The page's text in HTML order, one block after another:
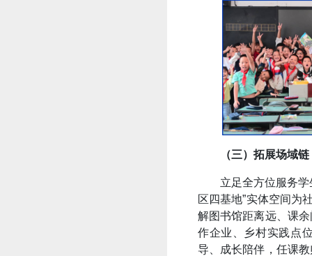
（三）拓展场域
立足全方位服务
区四基地”实体空间为
解图书馆距离远、课
作企业、乡村实践点
导、成长陪伴，任课